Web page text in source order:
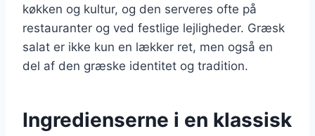
køkken og kultur, og den serveres ofte på
restauranter og ved festlige lejligheder. Græsk
salat er ikke kun en lækker ret, men også en
del af den græske identitet og tradition.
Ingredienserne i en klassisk